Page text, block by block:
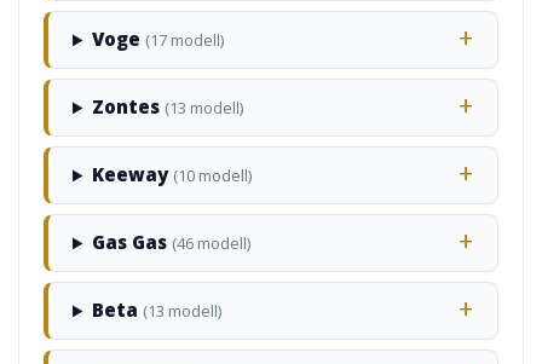
Voge (17 modell)
Zontes (13 modell)
Keeway (10 modell)
Gas Gas (46 modell)
Beta (13 modell)